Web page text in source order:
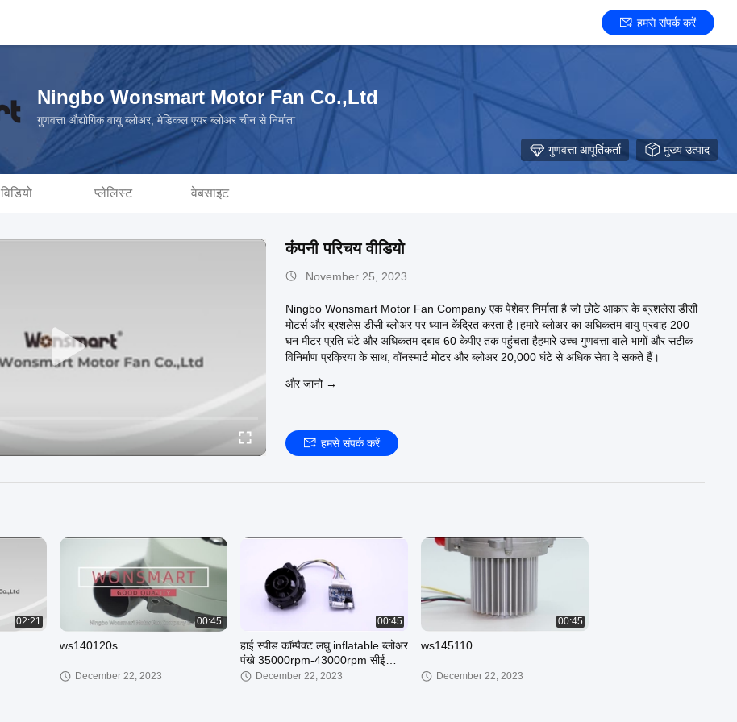
हमसे संपर्क करें
Ningbo Wonsmart Motor Fan Co.,Ltd
गुणवत्ता औद्योगिक वायु ब्लोअर, मेडिकल एयर ब्लोअर चीन से निर्माता
गुणवत्ता आपूर्तिकर्ता मुख्य उत्पाद
विडियो प्लेलिस्ट वेबसाइट
कंपनी परिचय वीडियो
November 25, 2023
Ningbo Wonsmart Motor Fan Company एक पेशेवर निर्माता है जो छोटे आकार के ब्रशलेस डीसी
मोटर्स और ब्रशलेस डीसी ब्लोअर पर ध्यान केंद्रित करता है।हमारे ब्लोअर का अधिकतम वायु प्रवाह 200
घन मीटर प्रति घंटे और अधिकतम दबाव 60 केपीए तक पहुंचता हैहमारे उच्च गुणवत्ता वाले भागों और सटीक
विनिर्माण प्रक्रिया के साथ, वॉनस्मार्ट मोटर और ब्लोअर 20,000 घंटे से अधिक सेवा दे सकते हैं।
और जानो →
हमसे संपर्क करें
02:21 00:45
ws140120s
December 22, 2023
00:45
हाई स्पीड कॉम्पैक्ट लघु inflatable ब्लोअर
पंखे 35000rpm-43000rpm सीई
अनुमोदनDecember 22, 2023
00:45
ws145110
December 22, 2023